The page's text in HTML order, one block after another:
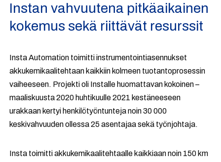
Instan vahvuutena pitkäaikainen
kokemus sekä riittävät resurssit
Insta Automation toimitti instrumentointiasennukset
akkukemikaalitehtaan kaikkiin kolmeen tuotantoprosessin
vaiheeseen. Projekti oli Installe huomattavan kokoinen –
maaliskuusta 2020 huhtikuulle 2021 kestäneeseen
urakkaan kertyi henkilötyöntunteja noin 30 000
keskivahvuuden ollessa 25 asentajaa sekä työnjohtaja.
Insta toimitti akkukemikaalitehtaalle kaikkiaan noin 150 km